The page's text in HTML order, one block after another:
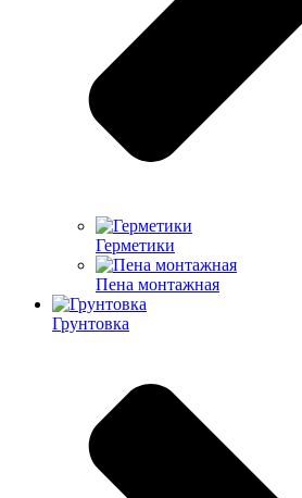
Герметики
Пена монтажная
Грунтовка